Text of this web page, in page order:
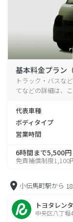
基本料金プラン
トラック・バスな
てなどの詳細は、
代表車種
ボディタイプ
営業時間
6時間まで5,500円
免責補償制度1,100
小伝馬町駅から
トヨタレン
中央区八丁堀